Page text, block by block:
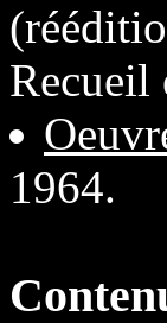
Recueil
1964.